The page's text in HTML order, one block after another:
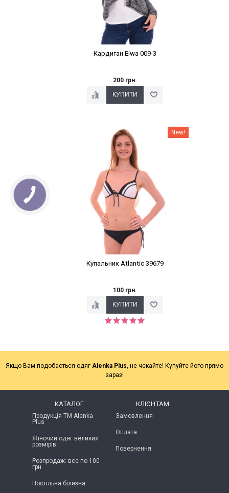
Кардиган Eiwa 009-3
200 грн.
Наклейки Варіант з % New!
Купальник Atlantic 39679
100 грн.
Якщо Вам подобається одяг Alenka Plus, не чекайте! Купуйте його прямо
зараз!
КАТАЛОГ
Продукція ТМ Alenka
Plus
Жіночий одяг великих
розмірів
Розпродаж: все по 100
грн
Постільна білизна
КЛІЄНТАМ
Замовлення
Оплата
Повернення